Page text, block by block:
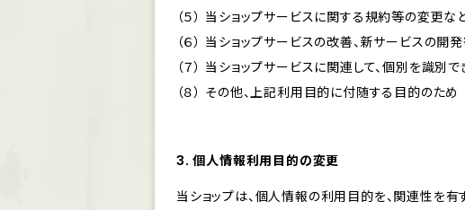
（５） 当ショップサービスに関する規約等の変更な
（６） 当ショップサービスの改善、新サービスの開
（７） 当ショップサービスに関連して、個別を識
（８） その他、上記利用目的に付随する目的のため
3. 個人情報利用目的の変更
当ショップは、個人情報の利用目的を、関連性を